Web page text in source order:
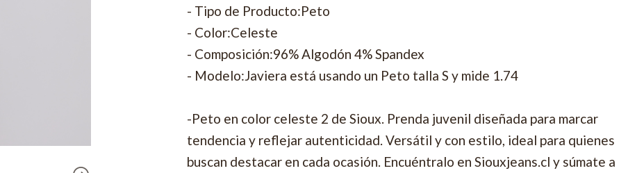
- Tipo de Producto:Peto
- Color:Celeste
- Composición:96% Algodón 4% Spandex
- Modelo:Javiera está usando un Peto talla S y mide 1.74
-Peto en color celeste 2 de Sioux. Prenda juvenil diseñada para marcar
tendencia y reflejar autenticidad. Versátil y con estilo, ideal para quienes
buscan destacar en cada ocasión. Encuéntralo en Siouxjeans.cl y súmate a